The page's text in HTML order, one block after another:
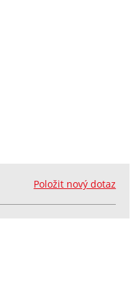
Položit nový dotaz